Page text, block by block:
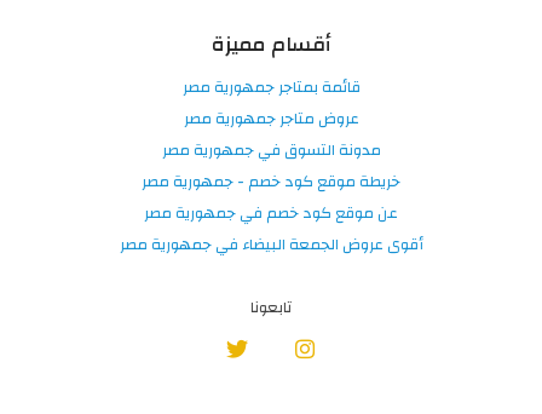
أقسام مميزة
قائمة بمتاجر جمهورية مصر
عروض متاجر جمهورية مصر
مدونة التسوق في جمهورية مصر
خريطة موقع كود خصم - جمهورية مصر
عن موقع كود خصم في جمهورية مصر
أقوى عروض الجمعة البيضاء في جمهورية مصر
تابعونا